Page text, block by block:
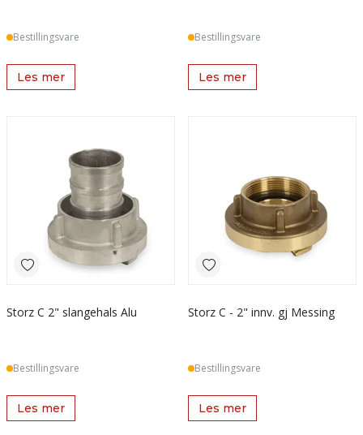
Bestillingsvare
Les mer
Bestillingsvare
Les mer
Storz C 2" slangehals Alu
Bestillingsvare
Les mer
Storz C - 2" innv. gj Messing
Bestillingsvare
Les mer